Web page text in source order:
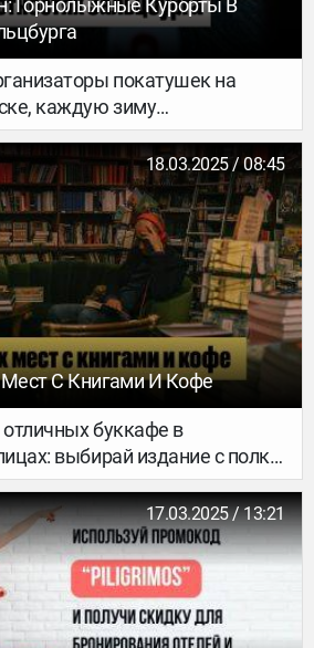
Горнолыжные Курорты В
покатушек на
каждую зиму
склоны в Европу. В
за две недели обкатали
курортов в Австрии и
сезоне они выбрались на
Зальцбурга. О том, во
и какие впечатления
рассказали в новом материале.
18.03.2025 / 08:45
С Книгами И Кофе
буккафе в
выбирай издание с полки,
и устраивайся в укромном
не потревожил.17.03.2025 / 13:21